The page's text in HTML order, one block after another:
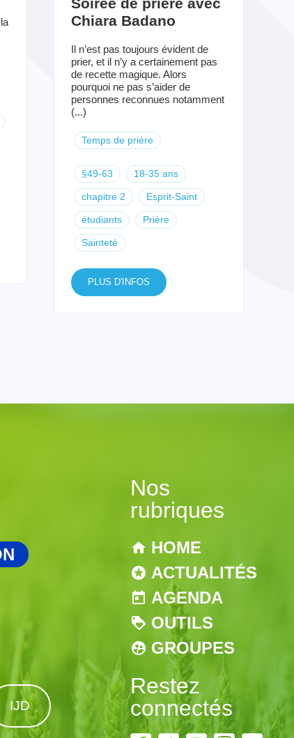
Soirée de prière avec
Chiara Badano
Il n’est pas toujours évident de
prier, et il n’y a certainement pas
de recette magique. Alors
pourquoi ne pas s’aider de
personnes reconnues notamment
(...)
Temps de prière
§49-63 18-35 ans
chapitre 2 Esprit-Saint
étudiants Prière
Sainteté
PLUS D'INFOS
IJD
Nos
rubriques
HOME
ACTUALITÉS
AGENDA
OUTILS
GROUPES
Restez
connectés